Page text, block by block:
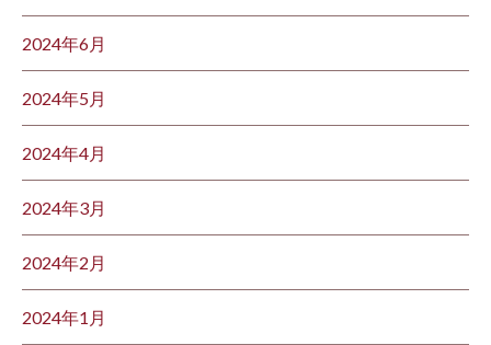
2024年6月
2024年5月
2024年4月
2024年3月
2024年2月
2024年1月